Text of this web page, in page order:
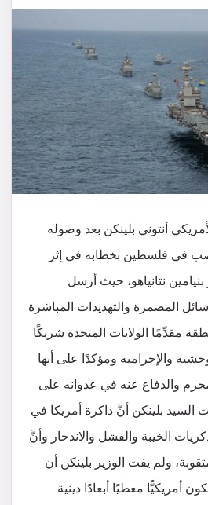
أنتوني بلينكن بعد وصوله
في فلسطين بخطابه في إثر
نتانياهو، حيث أرسل
المضمرة والتهديدات المباشرة
مقدِّمًا الولايات المتحدة شريكًا
والإجرامية ومؤكدًا على أنها
والدفاع عنه في عدوانه على
بلينكن أنَّ ذاكرة أمريكا في
الخيبة والفشل والاندحار وأنَّ
ولم يفت الوزير بلينكن أن
أمريكيًّا معطيًا أبعادًا دينية